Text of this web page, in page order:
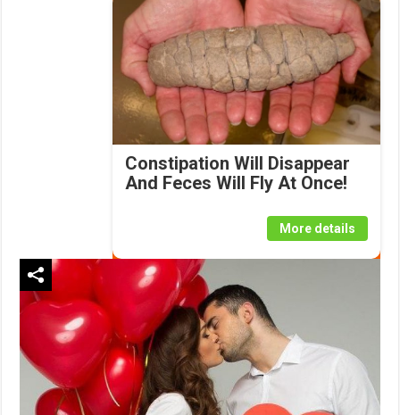
Constipation Will Disappear
And Feces Will Fly At Once!
More details